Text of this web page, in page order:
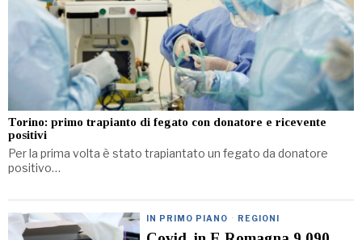
Torino: primo trapianto di fegato con donatore e ricevente
positivi
Per la prima volta è stato trapiantato un fegato da donatore
positivo…
IN PRIMO PIANO · REGIONI